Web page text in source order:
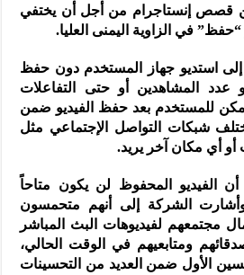
قصص إنستاجرام من أجل أن يختفي
في الزاوية اليمنى العليا.
استديو جهاز المستخدم دون حفظ
أو عدد المشاهدين أو حتى التفاعلات
للمستخدم بعد حفظ الفيديو ضمن
شبكات التواصل الإجتماعي مثل
أي مكان آخر يريد.
الفيديو المحفوظ لن يكون متاحاً
الشركة إلى أنهم متحمسون
مجتمعهم لفيديوهات البث المباشر
ومتابعيهم في الوقت الحالي،
الأول ضمن العديد من التحسينات